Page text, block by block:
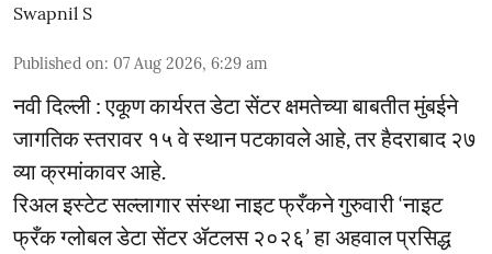
Swapnil S
Published on: 07 Aug 2026, 6:29 am
नवी दिल्ली : एकूण कार्यरत डेटा सेंटर क्षमतेच्या बाबतीत मुंबईने
जागतिक स्तरावर १५ वे स्थान पटकावले आहे, तर हैदराबाद २७
व्या क्रमांकावर आहे.
रिअल इस्टेट सल्लागार संस्था नाइट फ्रँकने गुरुवारी ‘नाइट
फ्रँक ग्लोबल डेटा सेंटर ॲटलस २०२६’ हा अहवाल प्रसिद्ध